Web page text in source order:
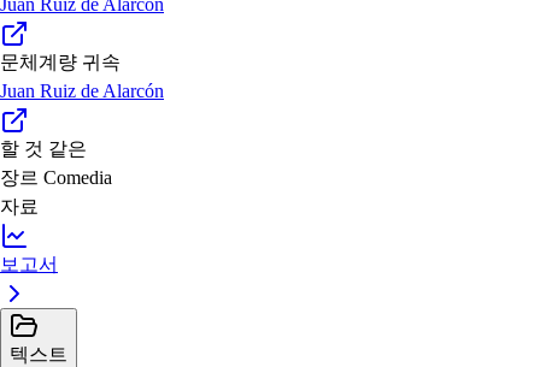
Juan Ruiz de Alarcón
문체계량 귀속
Juan Ruiz de Alarcón
할 것 같은
장르 Comedia
자료
보고서
텍스트